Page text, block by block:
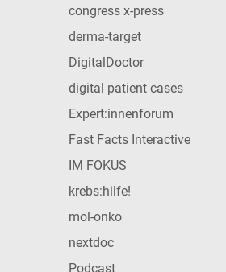
congress x-press
derma-target
DigitalDoctor
digital patient cases
Expert:innenforum
Fast Facts Interactive
IM FOKUS
krebs:hilfe!
mol-onko
nextdoc
Podcast